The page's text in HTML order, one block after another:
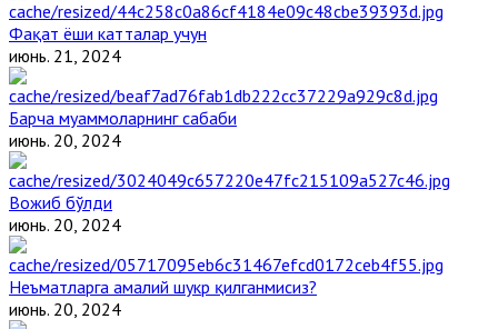
Фақат ёши катталар учун
июнь. 21, 2024
Барча муаммоларнинг сабаби
июнь. 20, 2024
Вожиб бўлди
июнь. 20, 2024
Неъматларга амалий шукр қилганмисиз?
июнь. 20, 2024